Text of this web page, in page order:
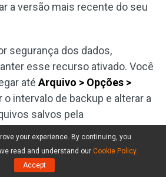
a versão mais recente do seu
segurança dos dados,
esse recurso ativado. Você
até Arquivo > Opções >
o intervalo de backup e alterar a
salvos pela
your experience. By continuing, you
read and understand our Cookie Policy.
Accept